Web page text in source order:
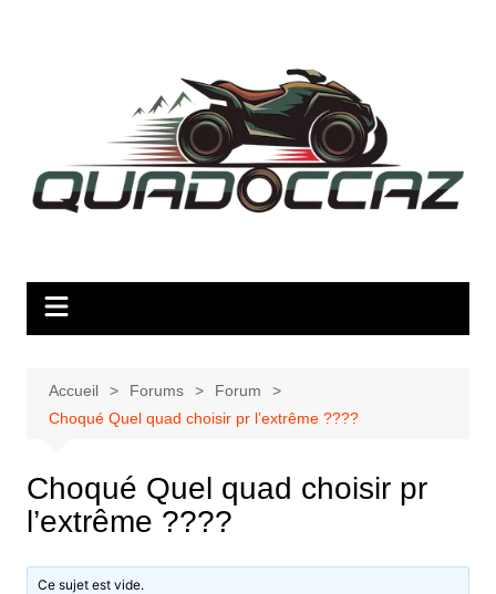
Accueil Forums
Forum
Choqué Quel quad choisir pr l’extrême ????
Choqué Quel quad choisir pr
l’extrême ????
Ce sujet est vide.